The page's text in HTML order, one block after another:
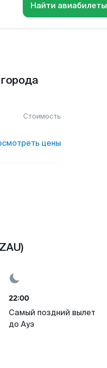
Найти авиабилеты
Стоимость
цены
22:00
Самый поздний вылет
до Ауэ